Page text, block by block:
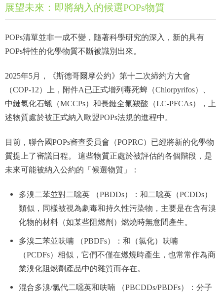
展望未來：即將納入的候選POPs物質
POPs清單並非一成不變，隨著科學研究的深入，新的具有
POPs特性的化學物質不斷被識別出來。
2025年5月，《斯德哥爾摩公約》第十二次締約方大會
（COP-12）上，附件A已正式增列毒死蜱（Chlorpyrifos）、
中鏈氯化石蠟（MCCPs）和長鏈全氟羧酸（LC-PFCAs），上
述物質處於被正式納入歐盟POPs法規的進程中。
目前，聯合國POPs審查委員會（POPRC）已經將新的化學物
質提上了審議日程。 這些物質正處於被評估的各個階段，是
未來可能被納入公約的「候選物質」：
多溴二苯並對二噁英 （PBDDs）：和二噁英（PCDDs）
類似，同樣被視為劇毒和持久性污染物，主要是在含有溴
化物的材料（如某些阻燃劑）燃燒時無意間產生。
多溴二苯並呋喃 （PBDFs）：和（氯化）呋喃
（PCDFs）相似，它們不僅在燃燒時產生，也常常作為商
業溴化阻燃劑產品中的雜質而存在。
混合多溴/氯代二噁英和呋喃 （PBCDDs/PBDFs）：分子